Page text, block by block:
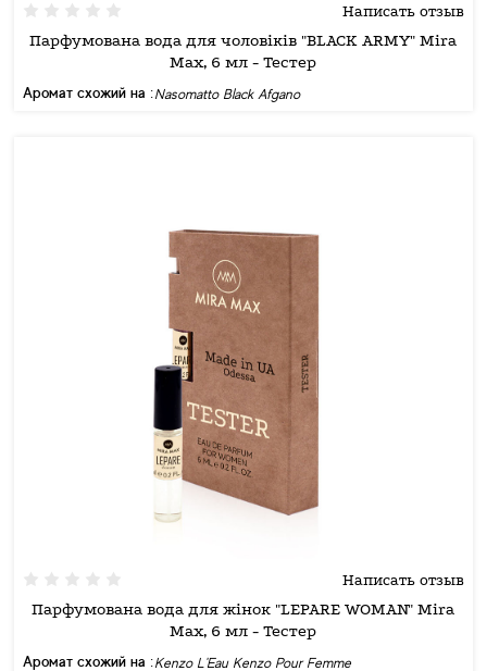
Написать отзыв
Парфумована вода для чоловіків "BLACK ARMY" Mira
Max, 6 мл - Тестер
Аромат схожий на :Nasomatto Black Afgano
Написать отзыв
Парфумована вода для жінок "LEPARE WOMAN" Mira
Max, 6 мл - Тестер
Аромат схожий на :Kenzo L'Eau Kenzo Pour Femme